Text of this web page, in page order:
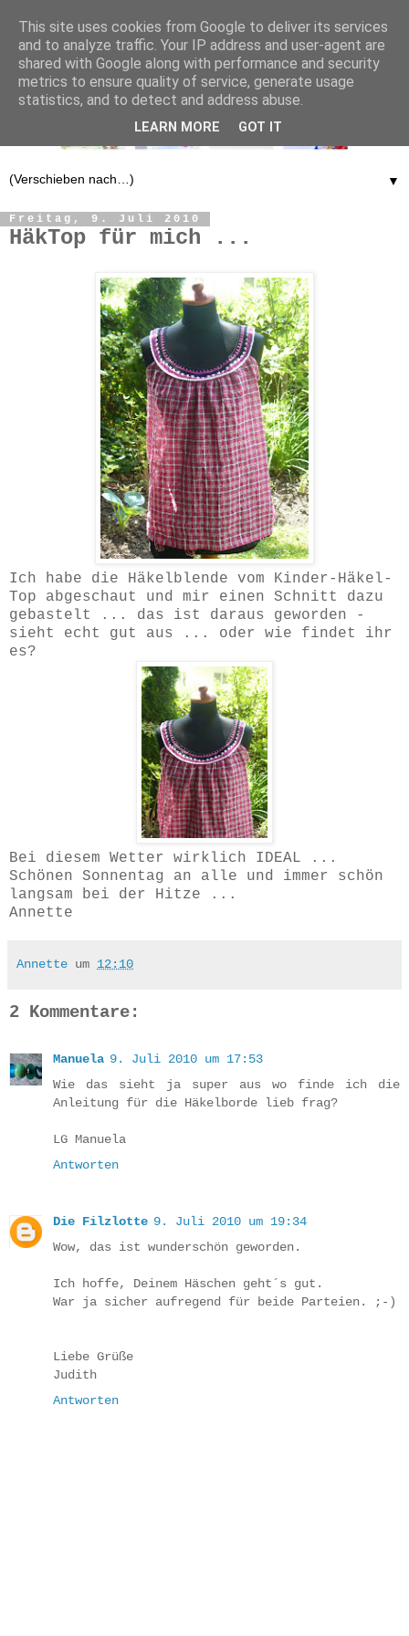
▼
Freitag, 9. Juli 2010
HäkTop für mich ...
Ich habe die Häkelblende vom Kinder-Häkel-
Top abgeschaut und mir einen Schnitt dazu
gebastelt ... das ist daraus geworden -
sieht echt gut aus ... oder wie findet ihr
es?
Bei diesem Wetter wirklich IDEAL ...
Schönen Sonnentag an alle und immer schön
langsam bei der Hitze ...
Annette
Annette um 12:10
2 Kommentare:
Manuela 9. Juli 2010 um 17:53
Wie das sieht ja super aus wo finde ich die
Anleitung für die Häkelborde lieb frag?
LG Manuela
Antworten
Die Filzlotte 9. Juli 2010 um 19:34
Wow, das ist wunderschön geworden.
Ich hoffe, Deinem Häschen geht´s gut.
War ja sicher aufregend für beide Parteien. ;-)
Liebe Grüße
Judith
Antworten
This site uses cookies from Google to deliver its services
and to analyze traffic. Your IP address and user-agent are
shared with Google along with performance and security
metrics to ensure quality of service, generate usage
statistics, and to detect and address abuse.
LEARN MORE GOT IT